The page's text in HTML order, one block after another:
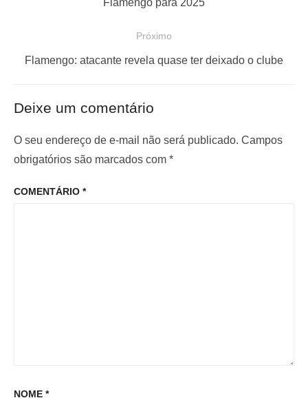
ã
d
e
P
a
r
i
r
Flamengo para 2025
Próximo
P
i
m
p
Flamengo: atacante revela quase ter deixado o clube
Deixe um comentário
O seu endereço de e-mail não será publicado. Campos
obrigatórios são marcados com *
COMENTÁRIO *
NOME *